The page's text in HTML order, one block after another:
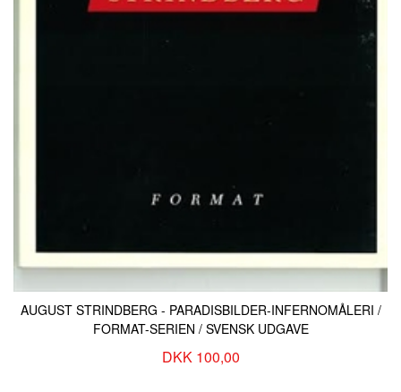
AUGUST STRINDBERG - PARADISBILDER-INFERNOMÅLERI /
FORMAT-SERIEN / SVENSK UDGAVE
DKK 100,00